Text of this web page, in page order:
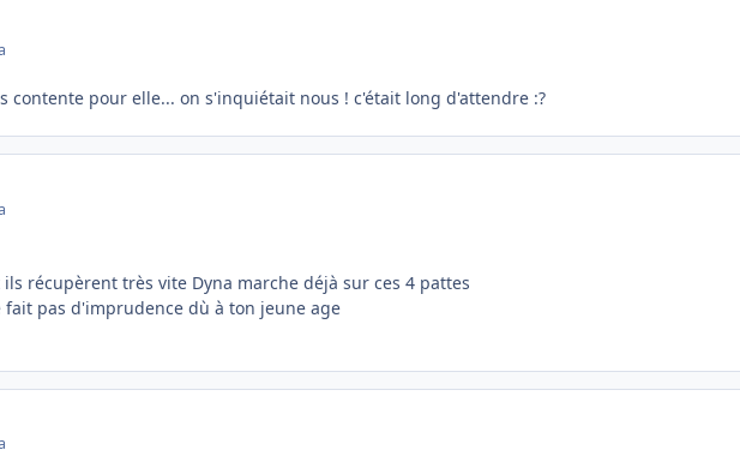
contente pour elle... on s'inquiétait nous ! c'était long d'attendre :?
récupèrent très vite Dyna marche déjà sur ces 4 pattes
fait pas d'imprudence dù à ton jeune age